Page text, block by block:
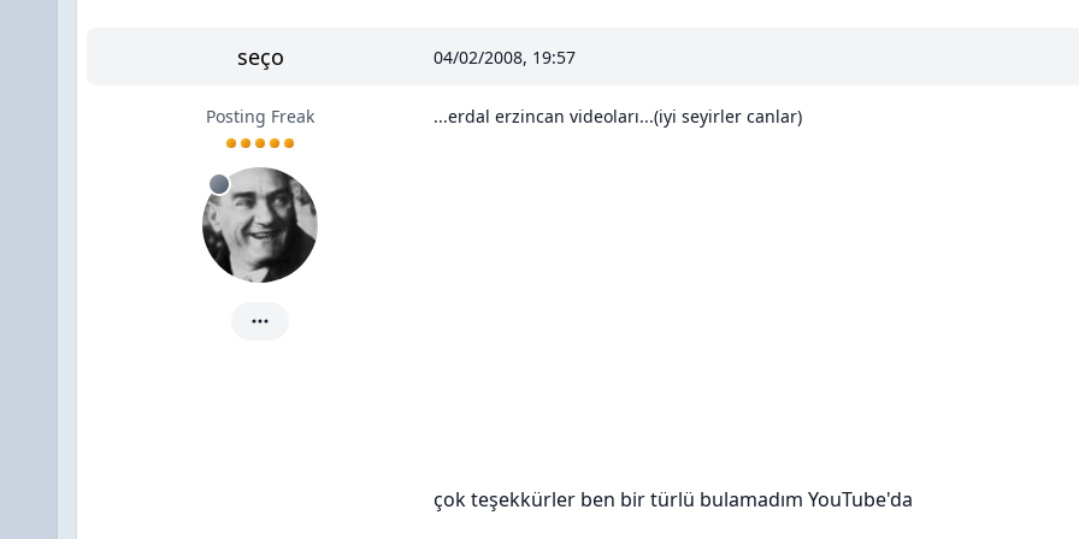
seço 04/02/2008, 19:57
Posting Freak ...erdal erzincan videoları...(iyi seyirler canlar)
çok teşekkürler ben bir türlü bulamadım YouTube'da